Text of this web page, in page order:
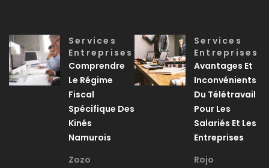
Services
Entreprises
Comprendre
Le Régime
Fiscal
Spécifique Des
Kinés
Namurois
Zozo
Services
Entreprises
Avantages Et
Inconvénients
Du Télétravail
Pour Les
Salariés Et Les
Entreprises
Rojo